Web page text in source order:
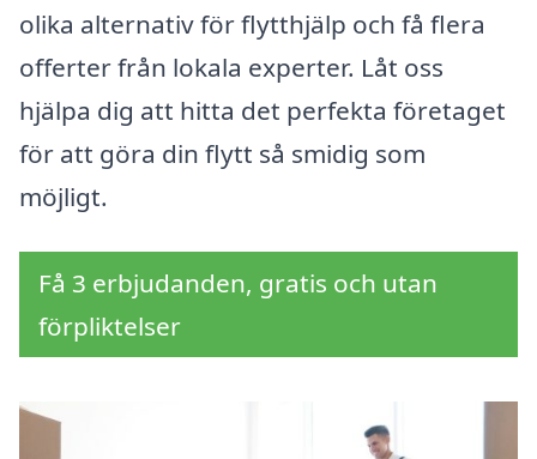
olika alternativ för flytthjälp och få flera
offerter från lokala experter. Låt oss
hjälpa dig att hitta det perfekta företaget
för att göra din flytt så smidig som
möjligt.
Få 3 erbjudanden, gratis och utan
förpliktelser